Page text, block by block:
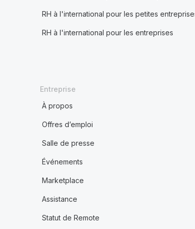
RH à l'international pour les petites
RH à l'international pour les entreprises
Entreprise
À propos
Offres d’emploi
Salle de presse
Événements
Marketplace
Assistance
Statut de Remote